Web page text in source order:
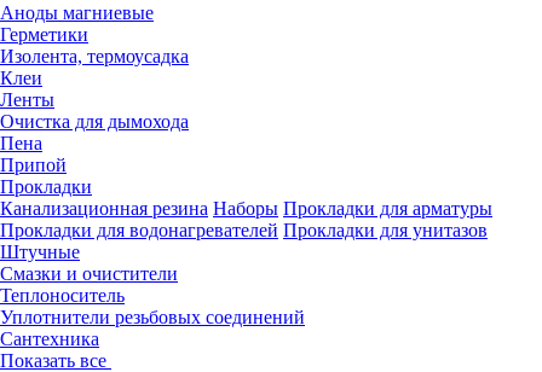
Аноды магниевые
Герметики
Изолента, термоусадка
Клеи
Ленты
Очистка для дымохода
Пена
Припой
Прокладки
Канализационная резина Наборы Прокладки для арматуры
Прокладки для водонагревателей Прокладки для унитазов
Штучные
Смазки и очистители
Теплоноситель
Уплотнители резьбовых соединений
Сантехника
Показать все